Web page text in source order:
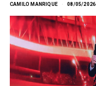
CAMILO MANRIQUE 08/05/2026